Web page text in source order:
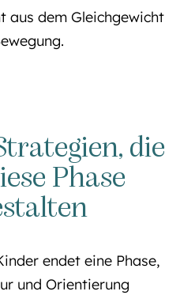
aus dem Gleichgewicht
die
Phase
endet eine Phase,
und Orientierung